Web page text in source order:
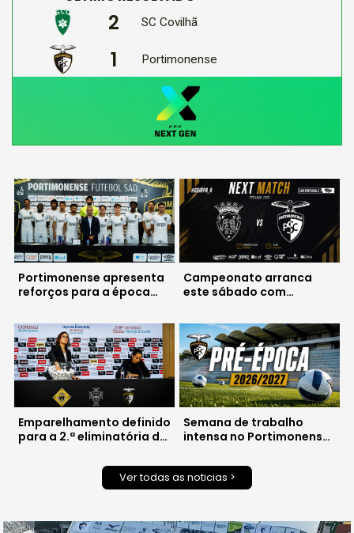
2 SC Covilhã
1 Portimonense
Portimonense apresenta
reforços para a época
Campeonato arranca
este sábado com
Emparelhamento definido
para a 2.ª eliminatória da
Semana de trabalho
intensa no Portimonense
preparação
Ver todas as noticias >